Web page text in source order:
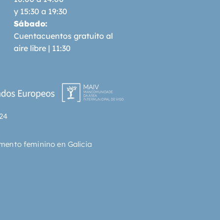
y 15:30 a 19:30
Sábado:
Cuentacuentos gratuito al
aire libre | 11:30
feminino en Galicia